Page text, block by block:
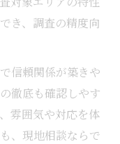
き、調査の精度向
信頼関係が築きや
徹底も確認しやす
雰囲気や対応を体
、現地相談ならで